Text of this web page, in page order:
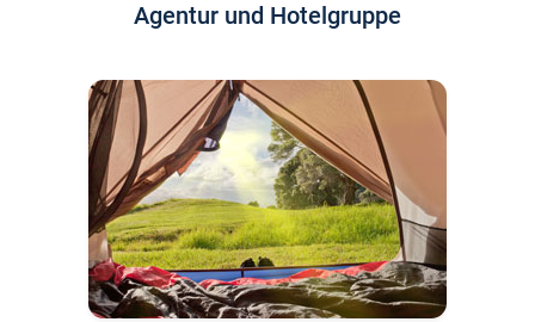
Agentur und Hotelgruppe